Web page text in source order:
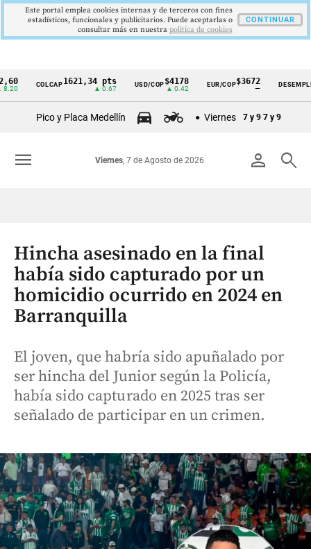
Cintillo
Colombia
COLCAP1621,34 pts USD/COP$4178
▲ 0.42
EUR/COP$3672
—
DESEMPLEO9,9
▼
Pico y Placa Medellín Viernes 7 y 9 7 y 9
person search
Viernes, 7 de Agosto de 2026
menu
Hincha asesinado en la final
había sido capturado por un
homicidio ocurrido en 2024 en
Barranquilla
El joven, que habría sido apuñalado por
ser hincha del Junior según la Policía,
había sido capturado en 2025 tras ser
señalado de participar en un crimen.
Este portal emplea cookies internas y de terceros con fines
estadísticos, funcionales y publicitarios. Puede aceptarlas o
consultar más en nuestra politica de cookies
CONTINUAR